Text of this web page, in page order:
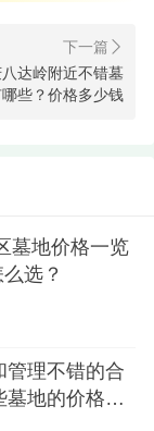
达岭附近不错墓
些？价格多少钱
墓地价格一览
选？
管理不错的合
墓地的价格有